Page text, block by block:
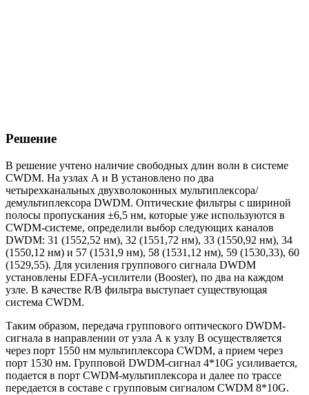
Решение
В решение учтено наличие свободных длин волн в системе
CWDM. На узлах А и В установлено по два
четырехканальных двухволоконных мультиплексора/
демультиплексора DWDM. Оптические фильтры с шириной
полосы пропускания ±6,5 нм, которые уже используются в
CWDM-системе, определили выбор следующих каналов
DWDM: 31 (1552,52 нм), 32 (1551,72 нм), 33 (1550,92 нм), 34
(1550,12 нм) и 57 (1531,9 нм), 58 (1531,12 нм), 59 (1530,33), 60
(1529,55). Для усиления группового сигнала DWDM
установлены EDFA-усилители (Booster), по два на каждом
узле. В качестве R/B фильтра выступает существующая
система CWDM.
Таким образом, передача группового оптического DWDM-
сигнала в направлении от узла А к узлу В осуществляется
через порт 1550 нм мультиплексора CWDM, а прием через
порт 1530 нм. Групповой DWDM-сигнал 4*10G усиливается,
подается в порт CWDM-мультиплексора и далее по трассе
передается в составе с групповым сигналом CWDM 8*10G.